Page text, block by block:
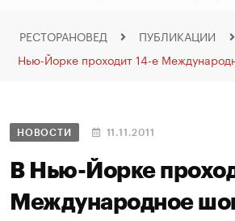
РЕСТОРАНОВЕД ПУБЛИКАЦИИ
Нью-Йорке проходит 14-е
НОВОСТИ 11.11.2011
В Нью-Йорке
Международное